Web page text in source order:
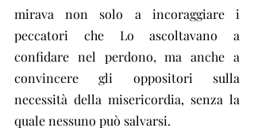
mirava non solo a incoraggiare i
peccatori che Lo ascoltavano a
confidare nel perdono, ma anche a
convincere gli oppositori sulla
necessità della misericordia, senza la
quale nessuno può salvarsi.